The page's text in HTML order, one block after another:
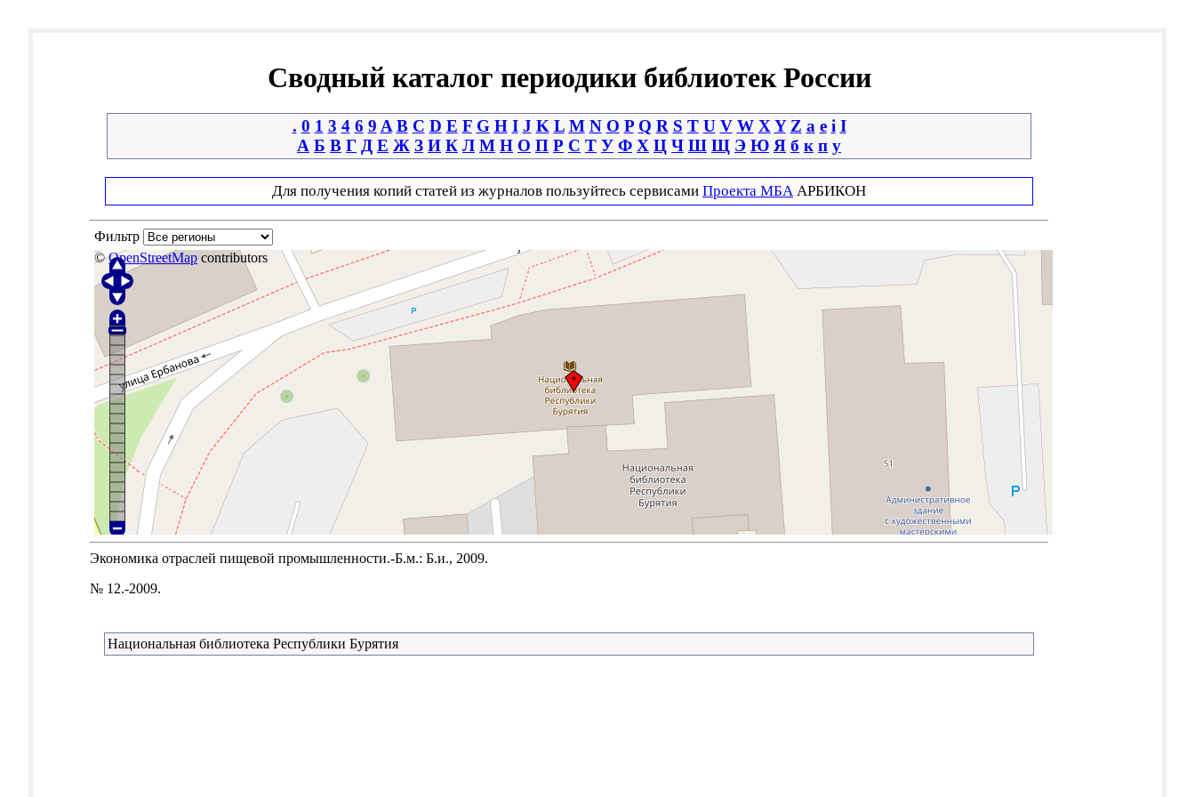
Сводный каталог периодики библиотек России
. 0 1 3 4 6 9 A B C D E F G H I J K L M N O P Q R S T U V W X Y Z a e i І
А Б В Г Д Е Ж З И К Л М Н О П Р С Т У Ф Х Ц Ч Ш Щ Э Ю Я б к п у
Для получения копий статей из журналов пользуйтесь сервисами Проекта МБА АРБИКОН
Фильтр
©OpenStreetMap contributors
Экономика отраслей пищевой промышленности.-Б.м.: Б.и., 2009.
№ 12.-2009.
Национальная библиотека Республики Бурятия